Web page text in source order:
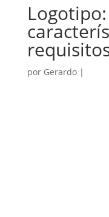
por Gerardo|